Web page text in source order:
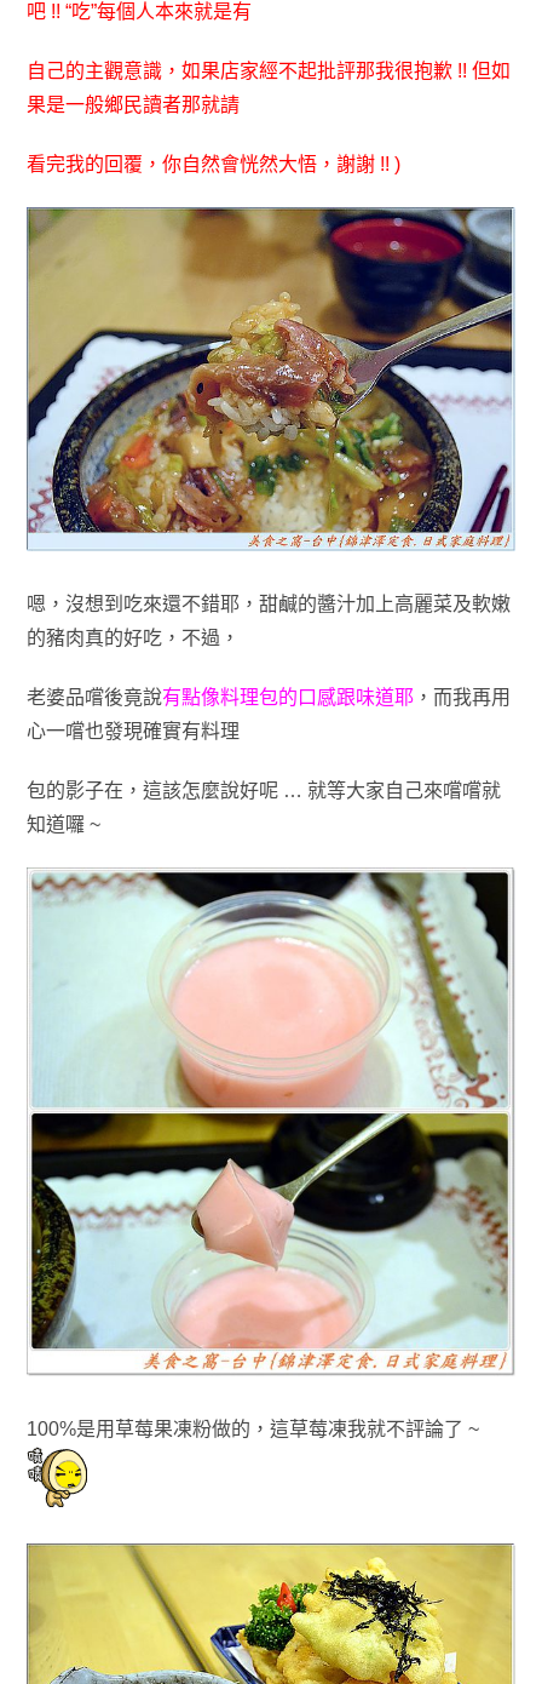
吧 !! “吃”每個人本來就是有
自 己的主觀意識， 如果店家經不起批評那我很抱歉 !! 但如
果是一般鄉民讀者那就請
看完我的回覆，你自然會恍然大悟，謝謝 !! )
嗯，沒想到吃來還不錯耶，甜鹹的醬汁加上高麗菜及軟嫩
的豬肉真的好吃，不過 ，
老婆品嚐後竟說有點像料理包的口感跟味道耶，而我再用
心一嚐也發現確實有料理
包的影子在 ，這該怎麼說好呢 … 就等大家自己來嚐嚐就
知道囉 ~
100%是用草莓果凍粉做的 ， 這草莓凍我就不評論了 ~